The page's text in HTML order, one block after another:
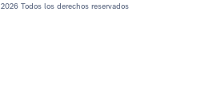
Todos los derechos reservados